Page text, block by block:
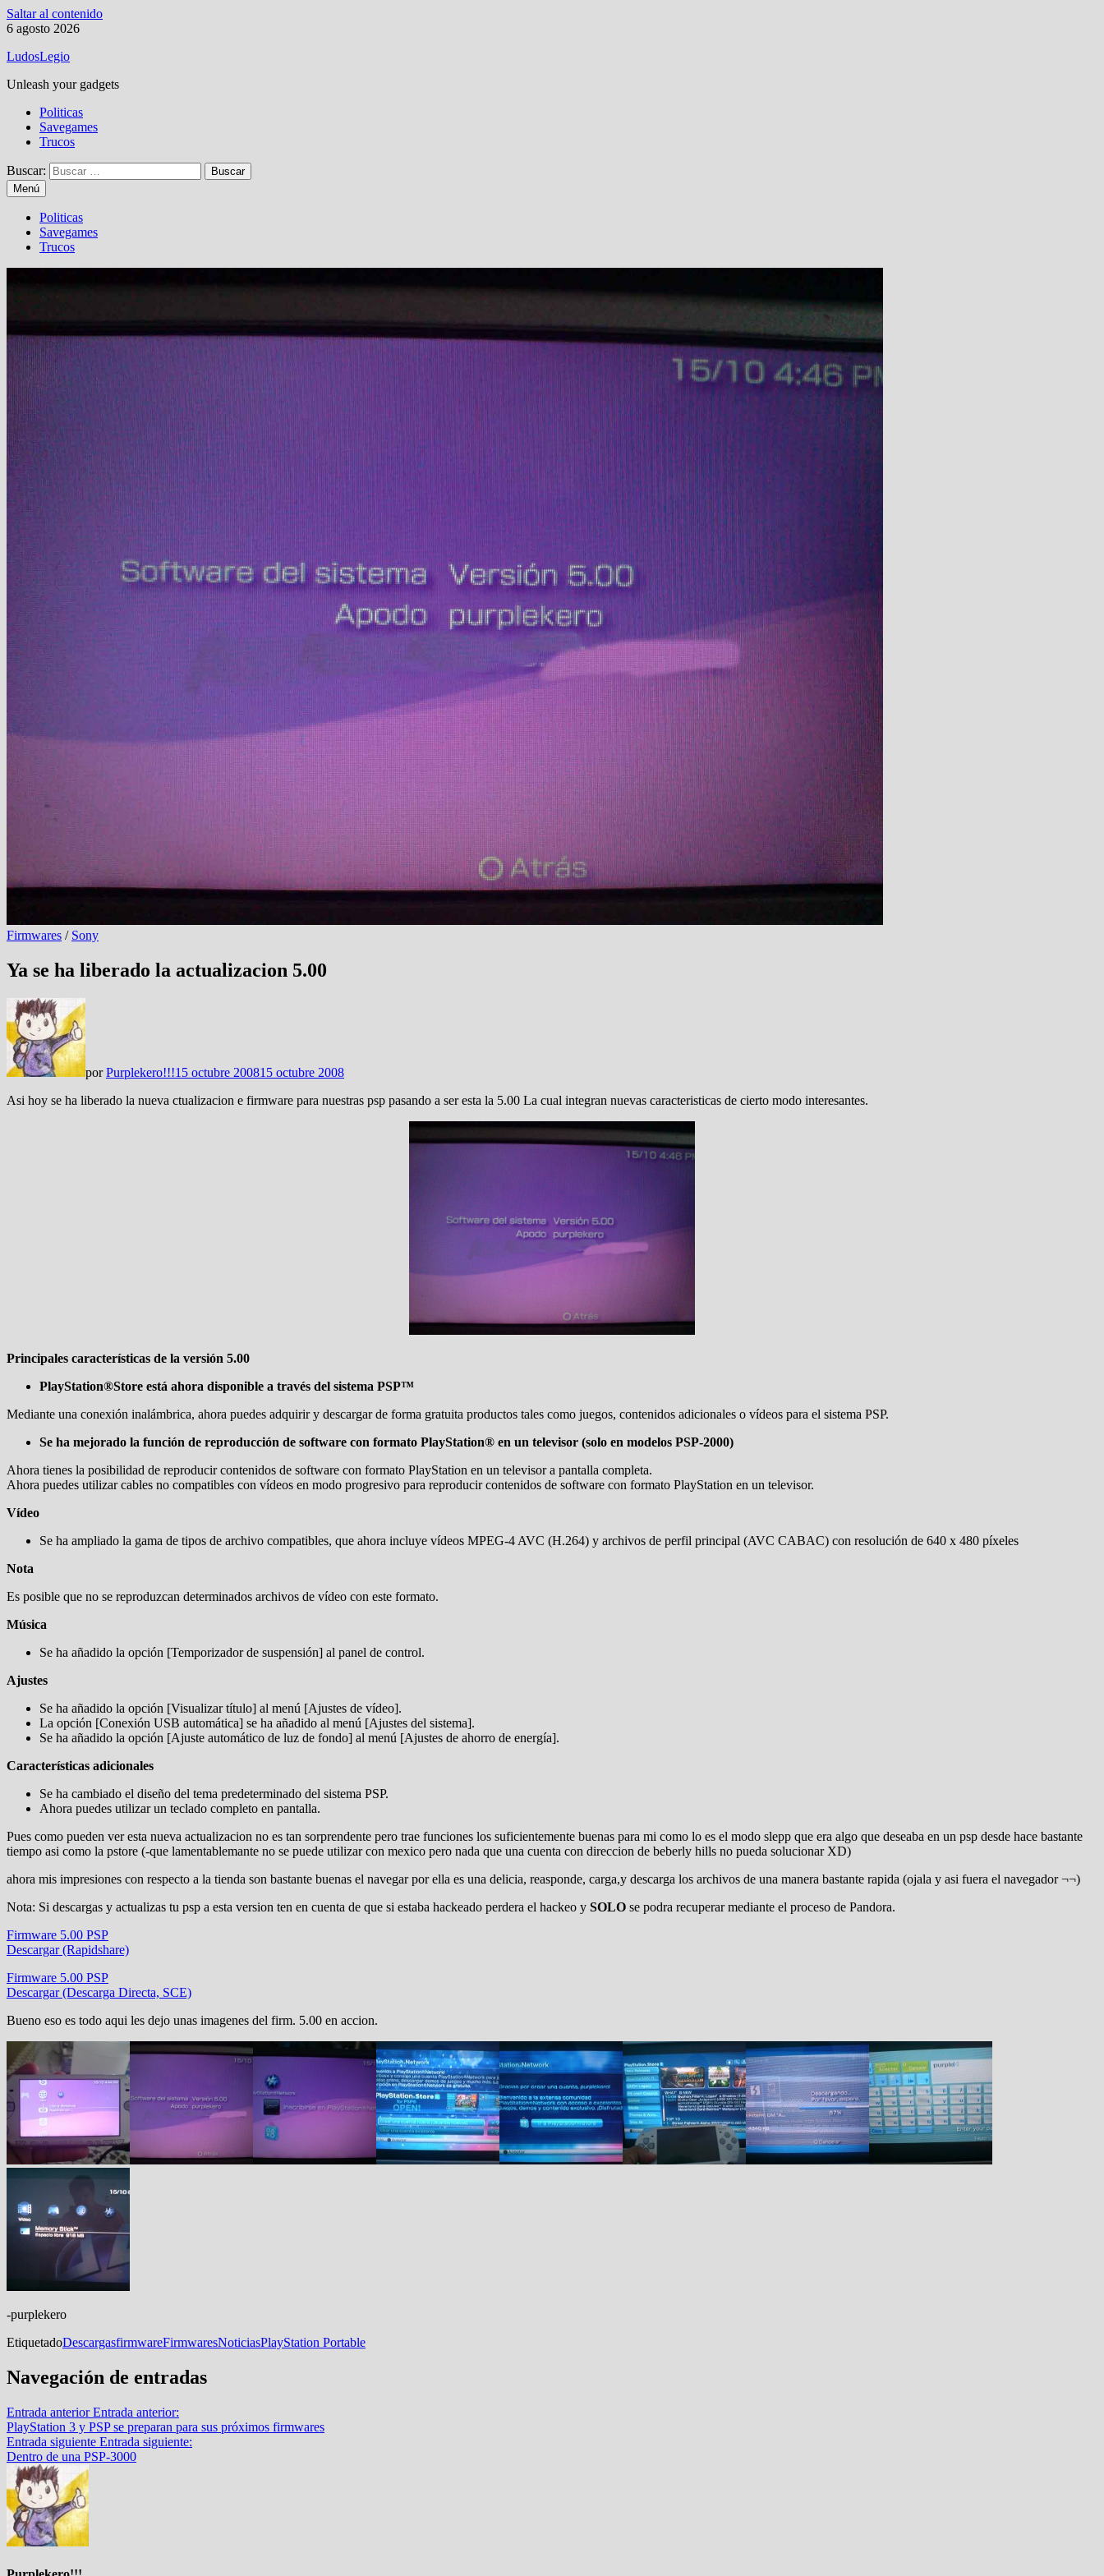
Saltar al contenido
6 agosto 2026
LudosLegio
Unleash your gadgets
Politicas
Savegames
Trucos
Buscar:
Menú
Politicas
Savegames
Trucos
Firmwares / Sony
Ya se ha liberado la actualizacion 5.00
porPurplekero!!!15 octubre 200815 octubre 2008
Asi hoy se ha liberado la nueva ctualizacion e firmware para nuestras psp pasando a ser esta la 5.00 La cual integran nuevas caracteristicas de cierto modo interesantes.
Principales características de la versión 5.00
PlayStation®Store está ahora disponible a través del sistema PSP™
Mediante una conexión inalámbrica, ahora puedes adquirir y descargar de forma gratuita productos tales como juegos, contenidos adicionales o vídeos para el sistema PSP.
Se ha mejorado la función de reproducción de software con formato PlayStation® en un televisor (solo en modelos PSP-2000)
Ahora tienes la posibilidad de reproducir contenidos de software con formato PlayStation en un televisor a pantalla completa.
Ahora puedes utilizar cables no compatibles con vídeos en modo progresivo para reproducir contenidos de software con formato PlayStation en un televisor.
Vídeo
Se ha ampliado la gama de tipos de archivo compatibles, que ahora incluye vídeos MPEG-4 AVC (H.264) y archivos de perfil principal (AVC CABAC) con resolución de 640 x 480 píxeles
Nota
Es posible que no se reproduzcan determinados archivos de vídeo con este formato.
Música
Se ha añadido la opción [Temporizador de suspensión] al panel de control.
Ajustes
Se ha añadido la opción [Visualizar título] al menú [Ajustes de vídeo].
La opción [Conexión USB automática] se ha añadido al menú [Ajustes del sistema].
Se ha añadido la opción [Ajuste automático de luz de fondo] al menú [Ajustes de ahorro de energía].
Características adicionales
Se ha cambiado el diseño del tema predeterminado del sistema PSP.
Ahora puedes utilizar un teclado completo en pantalla.
Pues como pueden ver esta nueva actualizacion no es tan sorprendente pero trae funciones los suficientemente buenas para mi como lo es el modo slepp que era algo que deseaba en un psp desde hace bastante
tiempo asi como la pstore (-que lamentablemante no se puede utilizar con mexico pero nada que una cuenta con direccion de beberly hills no pueda solucionar XD)
ahora mis impresiones con respecto a la tienda son bastante buenas el navegar por ella es una delicia, reasponde, carga,y descarga los archivos de una manera bastante rapida (ojala y asi fuera el navegador ¬¬)
Nota: Si descargas y actualizas tu psp a esta version ten en cuenta de que si estaba hackeado perdera el hackeo y SOLO se podra recuperar mediante el proceso de Pandora.
Firmware 5.00 PSP
Descargar (Rapidshare)
Firmware 5.00 PSP
Descargar (Descarga Directa, SCE)
Bueno eso es todo aqui les dejo unas imagenes del firm. 5.00 en accion.
-purplekero
EtiquetadoDescargasfirmwareFirmwaresNoticiasPlayStation Portable
Navegación de entradas
Entrada anterior Entrada anterior:
PlayStation 3 y PSP se preparan para sus próximos firmwares
Entrada siguiente Entrada siguiente:
Dentro de una PSP-3000